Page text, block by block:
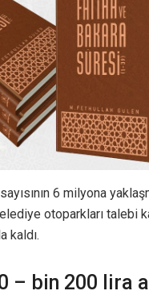
6 milyona
otoparkları talebi
kaldı.
– bin 200 lira